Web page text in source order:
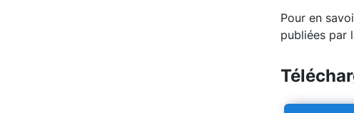
Pour en
publiées par